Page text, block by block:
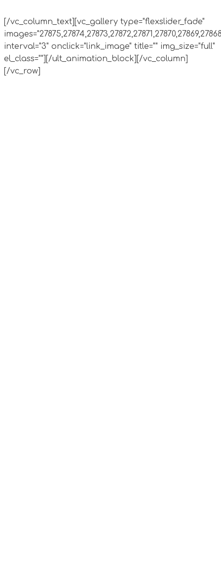
[/vc_column_text][vc_gallery type="flexslider_fade"
interval="3" onclick="link_image" title="" img_size="full"
el_class=""][/ult_animation_block][/vc_column]
[/vc_row]